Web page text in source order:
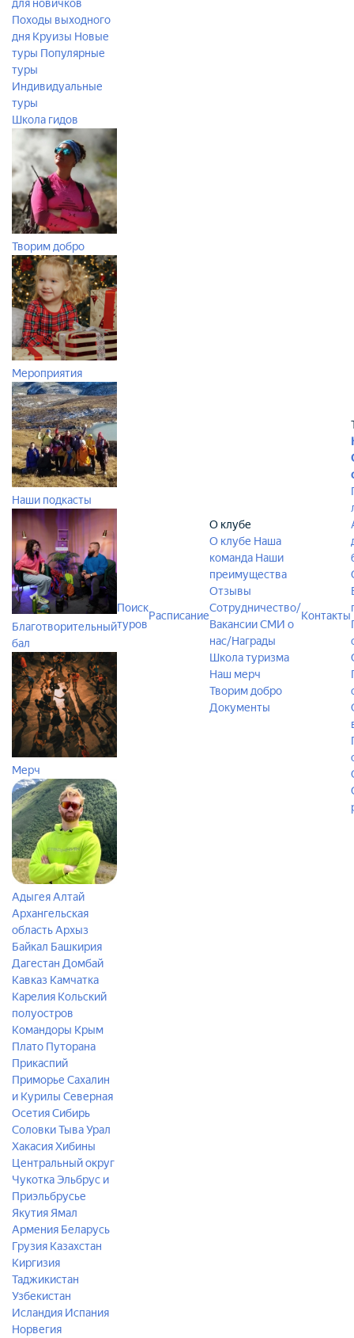
для новичков
Походы выходного
дня Круизы Новые
туры Популярные
туры
Индивидуальные
туры
Школа гидов
Творим добро
Мероприятия
Наши подкасты
Благотворительный
бал
Мерч
АдыгеяАлтай
Архангельская
областьАрхыз
Байкал Башкирия
Дагестан Домбай
Кавказ Камчатка
Карелия Кольский
полуостров
Командоры Крым
Плато Путорана
Прикаспий
Приморье Сахалин
и Курилы Северная
ОсетияСибирь
СоловкиТываУрал
ХакасияХибины
Центральный округ
ЧукоткаЭльбрус и
Приэльбрусье
Якутия Ямал
Армения Беларусь
Грузия Казахстан
Киргизия
Таджикистан
Узбекистан
Исландия Испания
Норвегия
Поиск
туров
Расписание
О клубе
О клубе Наша
команда Наши
преимущества
Отзывы
Сотрудничество/
ВакансииСМИ о
нас/Награды
Школа туризма
Наш мерч
Творим добро
Документы
Контакты